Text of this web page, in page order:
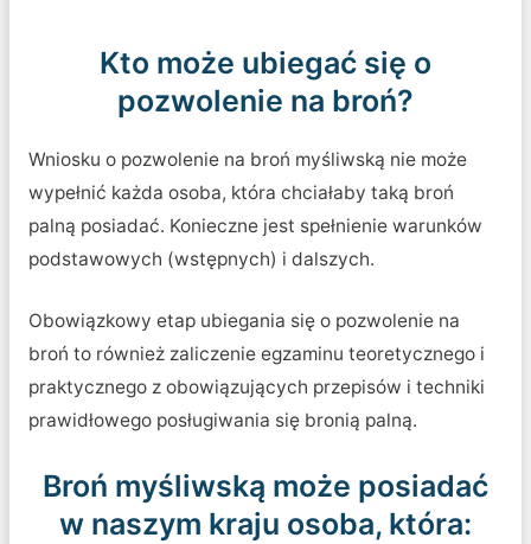
Kto może ubiegać się o
pozwolenie na broń?
Wniosku o pozwolenie na broń myśliwską nie może
wypełnić każda osoba, która chciałaby taką broń
palną posiadać. Konieczne jest spełnienie warunków
podstawowych (wstępnych) i dalszych.
Obowiązkowy etap ubiegania się o pozwolenie na
broń to również zaliczenie egzaminu teoretycznego i
praktycznego z obowiązujących przepisów i techniki
prawidłowego posługiwania się bronią palną.
Broń myśliwską może posiadać
w naszym kraju osoba, która: